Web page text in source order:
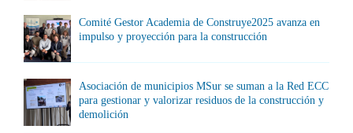
Comité Gestor Academia de Construye2025 avanza en
impulso y proyección para la construcción
Asociación de municipios MSur se suman a la Red ECC
para gestionar y valorizar residuos de la construcción y
demolición